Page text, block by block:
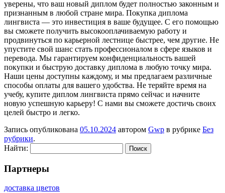
уверены, что ваш новый диплом будет полностью законным и
признанным в любой стране мира. Покупка диплома
лингвиста — это инвестиция в ваше будущее. С его помощью
вы сможете получить высокооплачиваемую работу и
продвинуться по карьерной лестнице быстрее, чем другие. Не
упустите свой шанс стать профессионалом в сфере языков и
перевода. Мы гарантируем конфиденциальность вашей
покупки и быструю доставку диплома в любую точку мира.
Наши цены доступны каждому, и мы предлагаем различные
способы оплаты для вашего удобства. Не теряйте время на
учебу, купите диплом лингвиста прямо сейчас и начните
новую успешную карьеру! С нами вы сможете достичь своих
целей быстро и легко.
Запись опубликована 05.10.2024 автором Gwp в рубрике Без
рубрики.
Найти:
Партнеры
доставка цветов